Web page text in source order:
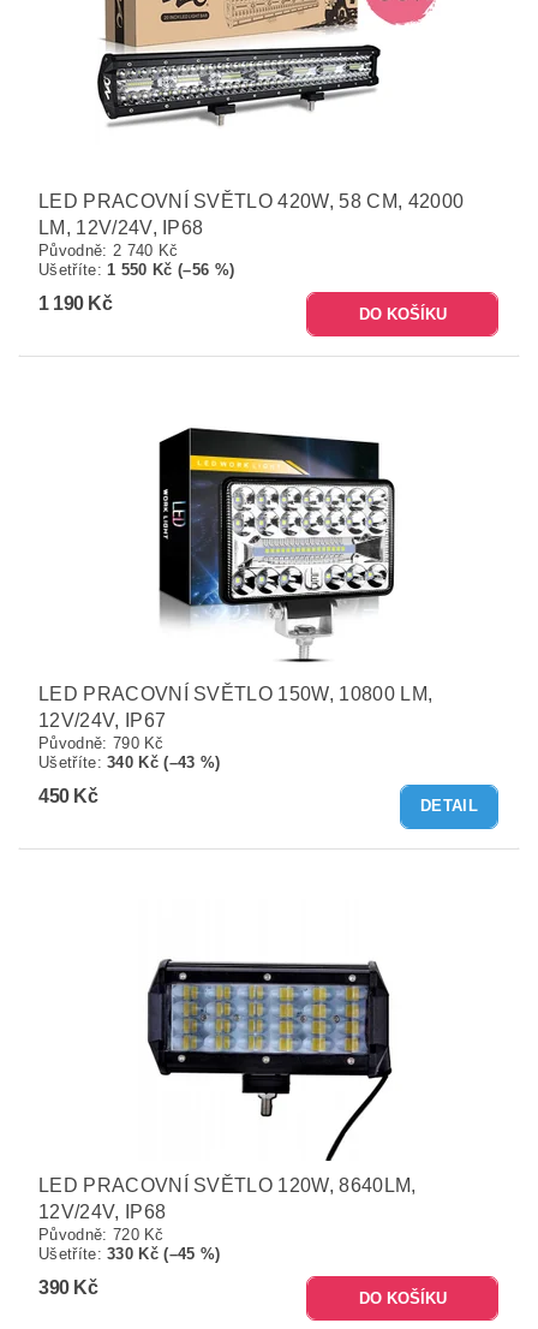
LED PRACOVNÍ SVĚTLO 420W, 58 CM, 42000
LM, 12V/24V, IP68
Původně: 2 740 Kč
Ušetříte:1 550 Kč (–56 %)
1 190 Kč
LED PRACOVNÍ SVĚTLO 150W, 10800 LM,
12V/24V, IP67
Původně: 790 Kč
Ušetříte:340 Kč (–43 %)
450 Kč
DETAIL
LED PRACOVNÍ SVĚTLO 120W, 8640LM,
12V/24V, IP68
Původně: 720 Kč
Ušetříte:330 Kč (–45 %)
390 Kč